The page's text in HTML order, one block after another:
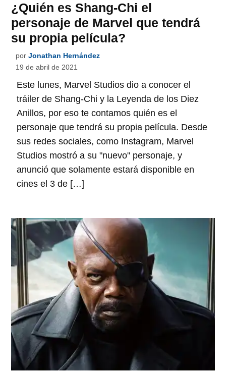
¿Quién es Shang-Chi el
personaje de Marvel que tendrá
su propia película?
por Jonathan Hernández
19 de abril de 2021
Este lunes, Marvel Studios dio a conocer el
tráiler de Shang-Chi y la Leyenda de los Diez
Anillos, por eso te contamos quién es el
personaje que tendrá su propia película. Desde
sus redes sociales, como Instagram, Marvel
Studios mostró a su "nuevo" personaje, y
anunció que solamente estará disponible en
cines el 3 de […]